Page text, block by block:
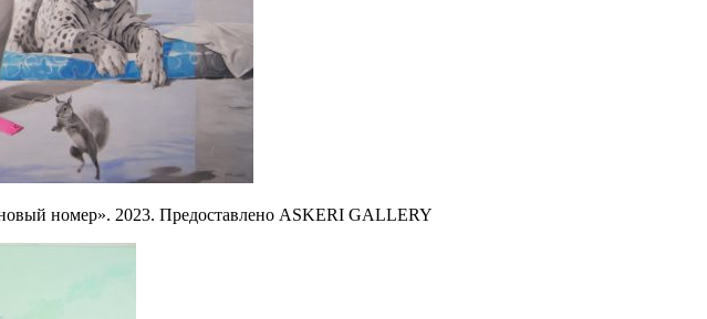
номер». 2023. Предоставлено ASKERI GALLERY